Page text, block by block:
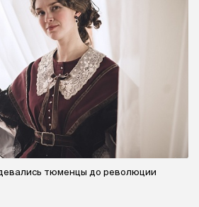
тюменцы до революции